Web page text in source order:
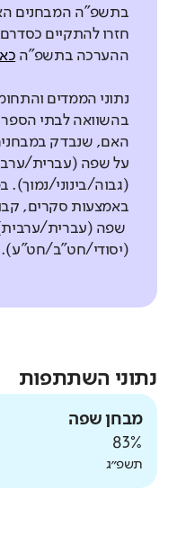
בתשפ"ה המבחנים
חזרו להתקיים
ההערכה בתשפ"ה
נתוני הממדים
בהשוואה לבתי
האם, שנבדק
על שפה (עברית/
(גבוה/בינוני/
באמצעות סקרים,
שפה (עברית/ערבית)
(יסודי/חט"ב/חט"ע).
נתוני השתתפות
מבחן שפה
83%
תשפ״ג